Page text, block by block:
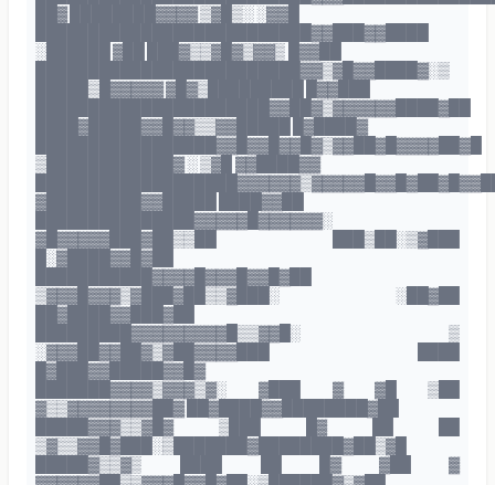
██▓ ████████▓▓▓▓ ▒▓█▒░ ░▓▓█
██████████████████████████▓▓███▓▓████
░██████ ▓██ ███▓▒▒▓█▓▒▓▓▒ █▓▓██
█████████████████████████▓▓▒▓█▓▓████▓░▒
█████▒█▓▓▓▓▓ ▓█▓▒█████████ █▓▓███
██████████████████████▓▓██▓▒▓▓▓▓▓▓████▓██
████▓█████▓▓█▓▓▒▒▓▓█████ █▓████▓
█████████████████▓▓█▓▓█▓▓█▓▒▓▓██▓█▓▓▓▓██▓█
▒████████████▓ ░ ▒▓█ ▓▓████▓▓
▓█████████▓▓█████ ████▓▓██
███████████████▓▓▓▓▓█▓▓▓▓▓▓░
▓█▓▓▓▓▓███▓██▒▒██ ███▒██░▒▓███
█░▓████▓▓█▓██
███████████▓▓▓▓█▓▓▓█▓▓█▓██
▒▓▓▓█▓▓▓▒▓███▓██▒▒▓███░ ░██▓██
██▓████▓▓███▓██
█████████▓▓▓▓▓▓▓▓▓█▒▒▓▓█░ ▒
░▓▓▓██▓▓██▓▒▓██▓▓▓▓███ ████
█▓███▓▓█████▓▓█▓
███████▓▓▓▓▒▓▓▓▒▓░ ▓███ ▓ ▓█ ▒██
▓▒▒▓▓▓▓▓▓▓▓██▓ ██▓████▓▓████████▓██
█████▓▓▓▒▒▓█▓ ▒███ █▓ ██ ██
▒▓▒▒▓▓█▓███░▒███████▓████████▓██▒▓█
█████▓▒▒▓▒ ████ ██ █▓ ▓██ ▓